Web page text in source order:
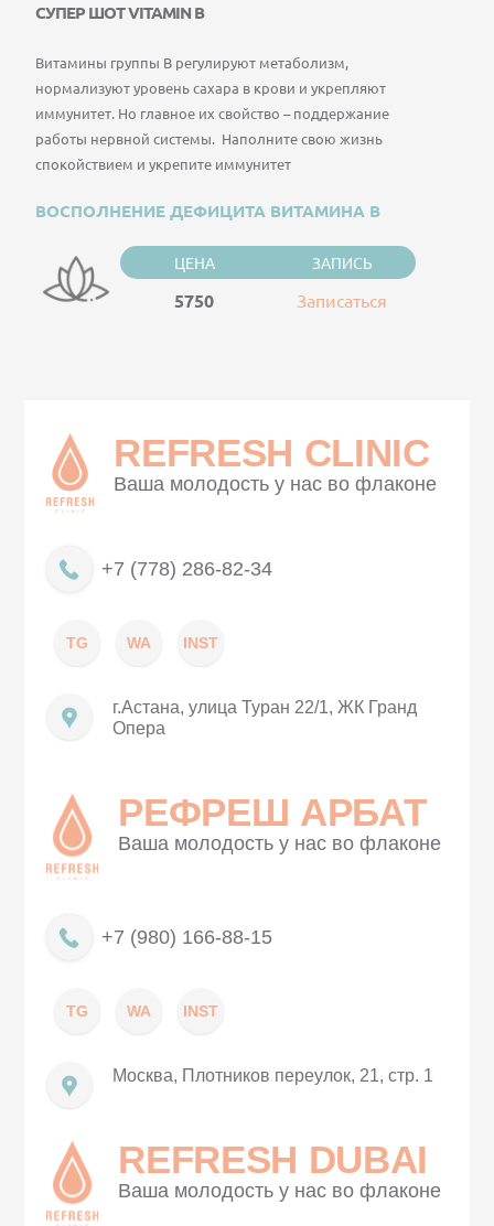
СУПЕР ШОТ VITAMIN B
Витамины группы B регулируют метаболизм,
нормализуют уровень сахара в крови и укрепляют
иммунитет. Но главное их свойство – поддержание
работы нервной системы. Наполните свою жизнь
спокойствием и укрепите иммунитет
ВОСПОЛНЕНИЕ ДЕФИЦИТА ВИТАМИНА B
ЦЕНА ЗАПИСЬ
5750 Записаться
REFRESH CLINIC
Ваша молодость у нас во флаконе
+7 (778) 286-82-34
TG WA INST
г.Астана, улица Туран 22/1, ЖК Гранд
Опера
РЕФРЕШ АРБАТ
Ваша молодость у нас во флаконе
+7 (980) 166-88-15
TG WA INST
Москва, Плотников переулок, 21, стр. 1
REFRESH DUBAI
Ваша молодость у нас во флаконе